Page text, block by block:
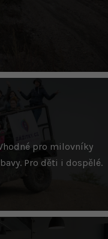
pro milovníky
Pro děti i dospělé.